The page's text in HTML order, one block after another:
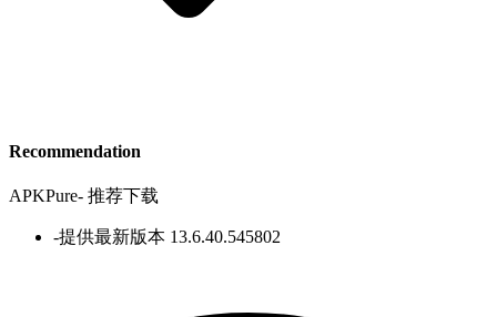
Recommendation
APKPure- 推荐下载
-提供最新版本 13.6.40.545802